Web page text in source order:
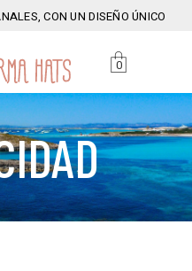
CON UN DISEÑO ÚNICO
0